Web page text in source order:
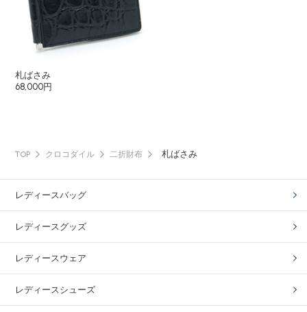
札ばさみ
68,000円
TOP クロコダイル 二折財布 札ばさみ
レディースバッグ
レディースグッズ
レディースウェア
レディースシューズ